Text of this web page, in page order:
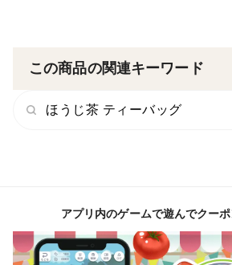
この商品の関連キーワード
ほうじ茶 ティーバッグ
アプリ内のゲームで遊んでクーポ